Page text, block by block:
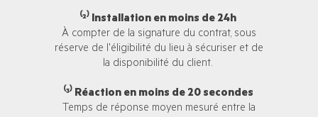
⁽²⁾ Installation en moins de 24h
À compter de la signature du contrat, sous
réserve de l'éligibilité du lieu à sécuriser et de
la disponibilité du client.
⁽³⁾ Réaction en moins de 20 secondes
Temps de réponse moyen mesuré entre la